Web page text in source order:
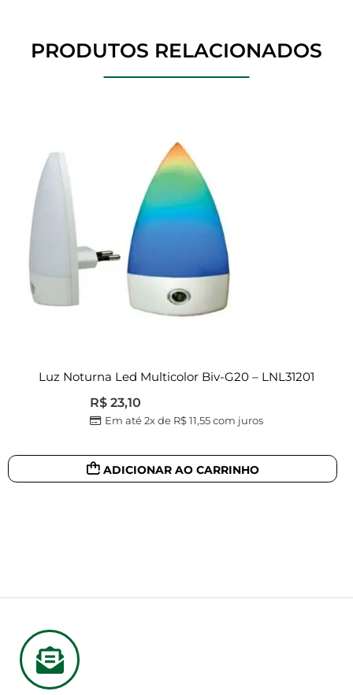
PRODUTOS RELACIONADOS
Luz Noturna Led Multicolor Biv-G20 – LNL31201
R$ 23,10
Em até 2x de R$11,55com juros
ADICIONAR AO CARRINHO